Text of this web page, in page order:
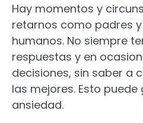
Hay momentos y
retarnos como padres
humanos. No siempre
respuestas y en
decisiones, sin saber a
las mejores. Esto
ansiedad.